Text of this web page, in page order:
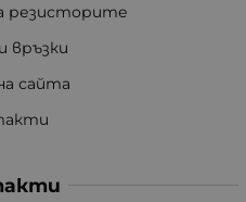
резисторите
връзки
сайта